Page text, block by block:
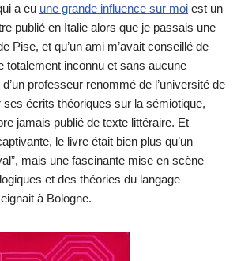
a eu une grande influence sur moi est un
publié en Italie alors que je passais une
Pise, et qu’un ami m’avait conseillé de
totalement inconnu et sans aucune
professeur renommé de l’université de
ses écrits théoriques sur la sémiotique,
jamais publié de texte littéraire. Et
le livre était bien plus qu’un
mais une fascinante mise en scène
et des théories du langage
à Bologne.